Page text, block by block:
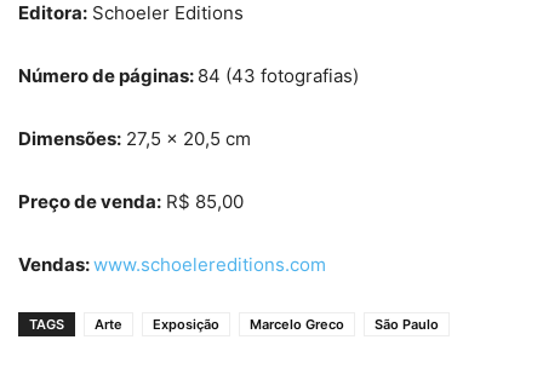
Editora: Schoeler Editions
Número de páginas: 84 (43 fotografias)
Dimensões: 27,5 x 20,5 cm
Preço de venda: R$ 85,00
Vendas:www.schoelereditions.com
TAGS Arte Exposição Marcelo Greco São Paulo